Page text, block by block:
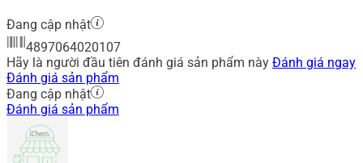
Đang cập nhật
4897064020107
Hãy là người đầu tiên đánh giá sản phẩm này Đánh giá ngay
Đánh giá sản phẩm
Đang cập nhật
Đánh giá sản phẩm